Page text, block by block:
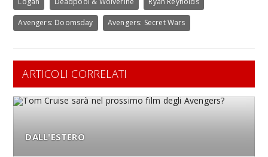
Avengers: Doomsday Avengers: Secret Wars
ARTICOLI CORRELATI
DALL'ESTERO